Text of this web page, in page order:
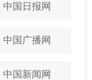
中国日报网
中国广播网
中国新闻网